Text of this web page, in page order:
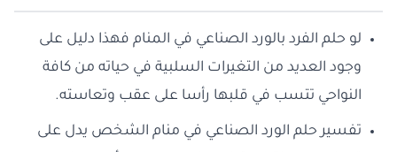
لو حلم الفرد بالورد الصناعي في المنام فهذا دليل على
وجود العديد من التغيرات السلبية في حياته من كافة
النواحي تتسب في قلبها رأسا على عقب وتعاسته.
تفسير حلم الورد الصناعي في منام الشخص يدل على